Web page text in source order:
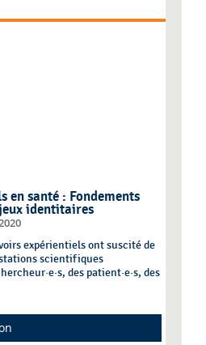
en santé : Fondements
identitaires
expérientiels ont suscité de
scientifiques
des patient·e·s, des